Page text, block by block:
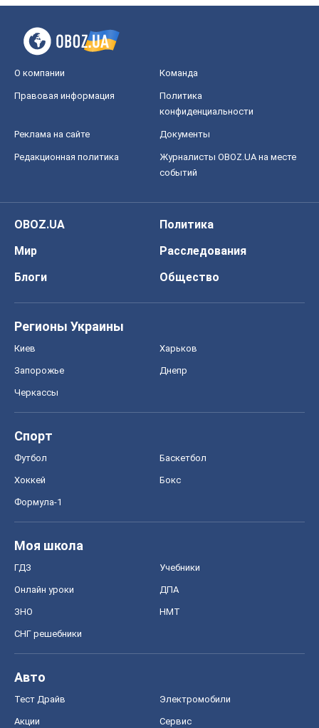
О компании Команда
Правовая информация
Политика
конфиденциальности
Реклама на сайте Документы
Редакционная политика
Журналисты OBOZ.UA на месте
событий
OBOZ.UA
Политика
Мир
Расследования
Блоги
Общество
Регионы Украины
Киев Харьков
Запорожье Днепр
Черкассы
Спорт
Футбол Баскетбол
Хоккей Бокс
Формула-1
Моя школа
ГДЗ Учебники
Онлайн уроки ДПА
ЗНО НМТ
СНГ решебники
Авто
Тест Драйв Электромобили
Акции Сервис